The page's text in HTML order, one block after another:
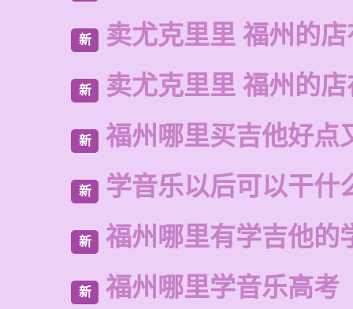
新 卖尤克里里 福州的
新 卖尤克里里 福州的
新 福州哪里买吉他好点
新 学音乐以后可以干什
新 福州哪里有学吉他的
新 福州哪里学音乐高考